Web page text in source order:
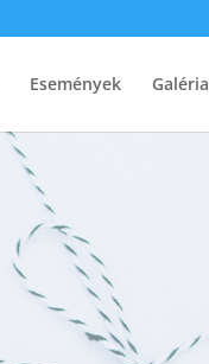
Események Galéria